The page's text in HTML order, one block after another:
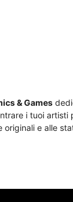
& Games
i tuoi artisti
e alle